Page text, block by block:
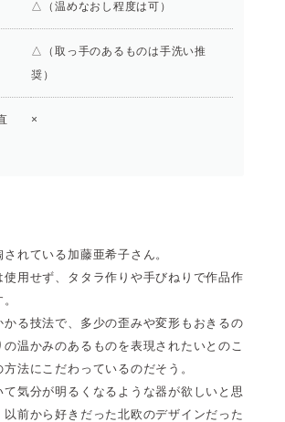
△（温めなおし程度は可）
△（取っ手のあるものは手洗い推
奨）
×
れている加藤亜希子さん。
使用せず、タタラ作りや手びねりで作品作
かる技法で、多少の歪みや変形もおきるの
温かみのあるものを表現されたいとのこ
法にこだわっているのだそう。
て気分が明るくなるような器が欲しいと思
以前から好きだった北欧のデザインだった